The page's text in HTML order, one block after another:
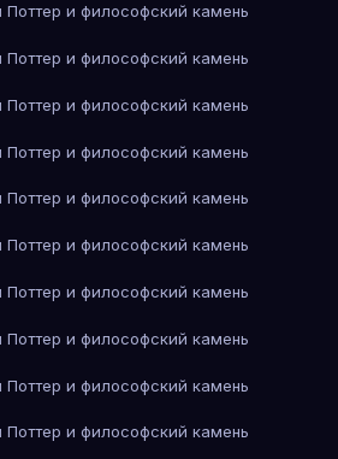
и философский камень
и философский камень
и философский камень
и философский камень
и философский камень
и философский камень
и философский камень
и философский камень
и философский камень
и философский камень